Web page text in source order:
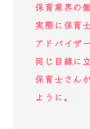
保育業界の
実際に保育
アドバイザ
同じ目線に
保育士さん
ように。